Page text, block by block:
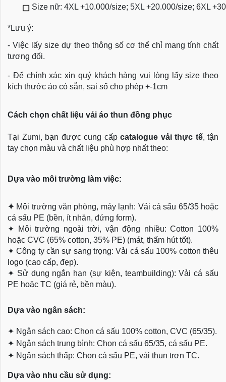
Size nữ: 4XL +10.000/size; 5XL +20.000/size; 6XL
*Lưu ý:
- Việc lấy size dự theo thông số cơ thể chỉ mang tính chất
tương đối.
- Để chính xác xin quý khách hàng vui lòng lấy size theo
kích thước áo có sẵn, sai số cho phép +-1cm
Cách chọn chất liệu vải áo thun đồng phục
Tại Zumi, bạn được cung cấp catalogue vải thực tế, tận
tay chọn màu và chất liệu phù hợp nhất theo:
Dựa vào môi trường làm việc:
✦ Môi trường văn phòng, máy lạnh: Vải cá sấu 65/35 hoặc
cá sấu PE (bền, ít nhăn, đứng form).
✦
Môi trường ngoài trời, vận động nhiều: Cotton 100%
hoặc CVC (65% cotton, 35% PE) (mát, thấm hút tốt).
✦Công ty cần sự sang trọng: Vải cá sấu 100% cotton thêu
logo (cao cấp, đẹp).
✦ Sử dụng ngắn hạn (sự kiện, teambuilding): Vải cá sấu
PE hoặc TC (giá rẻ, bền màu).
Dựa vào ngân sách:
✦ Ngân sách cao: Chọn cá sấu 100% cotton, CVC (65/35).
✦ Ngân sách trung bình: Chọn cá sấu 65/35, cá sấu PE.
✦ Ngân sách thấp: Chọn cá sấu PE, vải thun trơn TC.
Dựa vào nhu cầu sử dụng: